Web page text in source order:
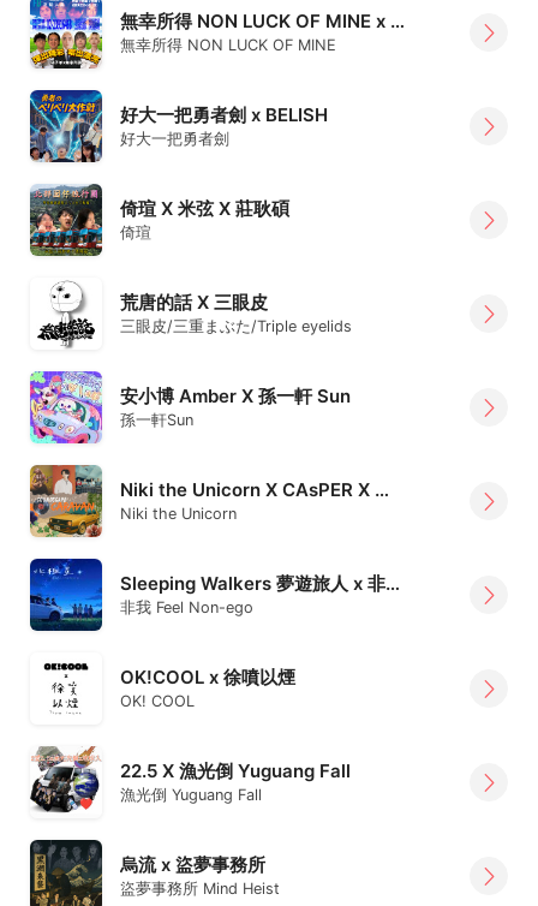
無幸所得 NON LUCK OF MINE x 硝子羊
無幸所得 NON LUCK OF MINE
好大一把勇者劍 x BELISH
好大一把勇者劍
倚瑄 X 米弦 X 莊耿碩
倚瑄
荒唐的話 X 三眼皮
三眼皮/三重まぶた/Triple eyelids
安小博 Amber X 孫一軒 Sun
孫一軒Sun
Niki the Unicorn X CAsPER X 紅色星球
Niki the Unicorn
Sleeping Walkers 夢遊旅人 x 非我 Feel Non-ego
非我 Feel Non-ego
OK!COOL x 徐噴以煙
OK! COOL
22.5 X 漁光倒 Yuguang Fall
漁光倒 Yuguang Fall
烏流 x 盜夢事務所
盜夢事務所 Mind Heist